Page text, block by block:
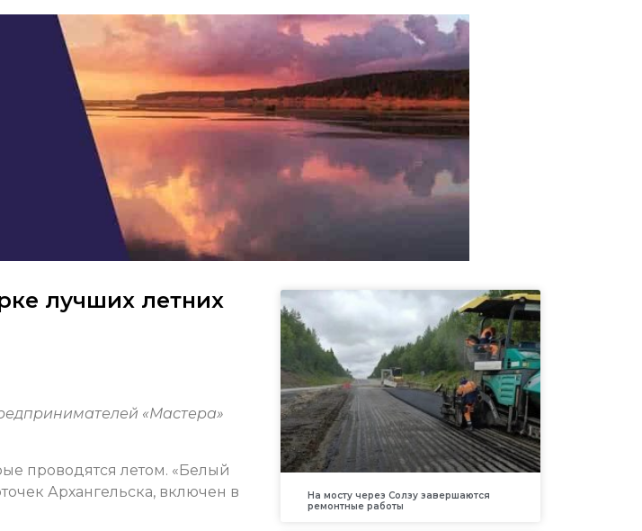
лучших летних
«Мастера»
проводятся летом. «Белый
Архангельска, включен в
На мосту через Солзу завершаются
ремонтные работы